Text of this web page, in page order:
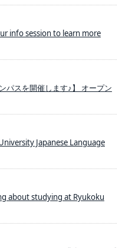
info session to learn more
パスを開催します♪】 オープン
Japanese Language
about studying at Ryukoku